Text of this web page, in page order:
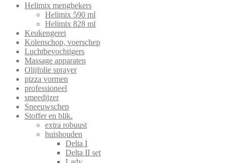
Helimix mengbekers
Helimix 590 ml
Helimix 828 ml
Keukengerei
Kolenschop, voerschep
Luchtbevochtigers
Massage apparaten
Olijfolie sprayer
pizza vormen
professioneel
smeedijzer
Sneeuwschep
Stoffer en blik.
extra robuust
huishouden
Delta I
Delta II set